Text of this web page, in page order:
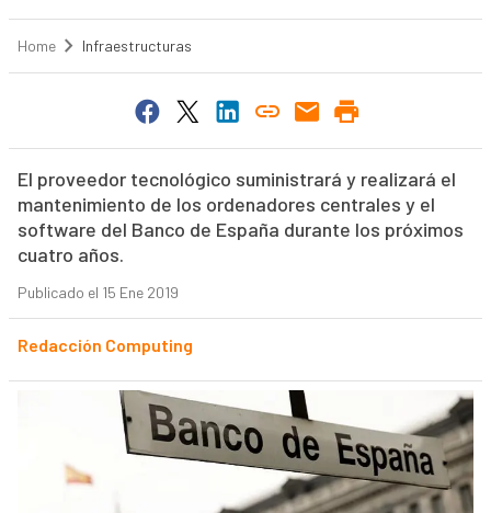
Home Infraestructuras
El proveedor tecnológico suministrará y realizará el
mantenimiento de los ordenadores centrales y el
software del Banco de España durante los próximos
cuatro años.
Publicado el 15 Ene 2019
Redacción Computing